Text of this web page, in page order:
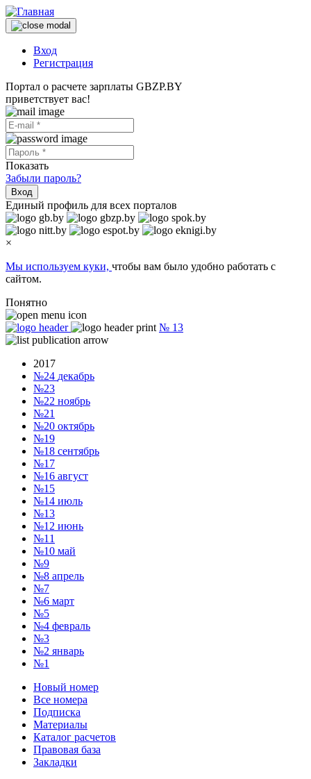
Вход
Регистрация
Портал о расчете зарплаты GBZP.BY
приветствует вас!
Показать
Забыли пароль?
Вход
Единый профиль для всех порталов
×
Мы используем куки, чтобы вам было удобно работать с
сайтом.
Понятно
№ 13
2017
№24 декабрь
№23
№22 ноябрь
№21
№20 октябрь
№19
№18 сентябрь
№17
№16 август
№15
№14 июль
№13
№12 июнь
№11
№10 май
№9
№8 апрель
№7
№6 март
№5
№4 февраль
№3
№2 январь
№1
Новый номер
Все номера
Подписка
Материалы
Каталог расчетов
Правовая база
Закладки